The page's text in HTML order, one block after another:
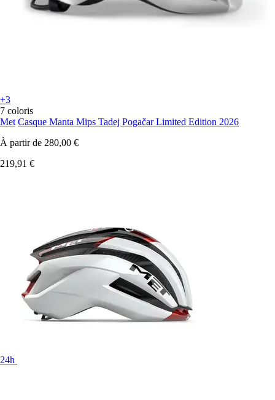
+3
7 coloris
Met Casque Manta Mips Tadej Pogačar Limited Edition 2026
À partir de 280,00 €
219,91 €
24h